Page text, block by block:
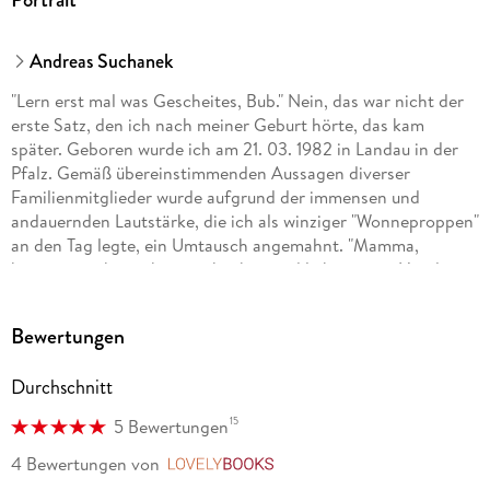
Andreas Suchanek
"Lern erst mal was Gescheites, Bub." Nein, das war nicht der
erste Satz, den ich nach meiner Geburt hörte, das kam
später. Geboren wurde ich am 21. 03. 1982 in Landau in der
Pfalz. Gemäß übereinstimmenden Aussagen diverser
Familienmitglieder wurde aufgrund der immensen und
andauernden Lautstärke, die ich als winziger "Wonneproppen"
an den Tag legte, ein Umtausch angemahnt. "Mamma,
können wir ihn nicht zurückgeben und lieber einen Hund
turbulente Jugend. Natürlich verrate ich hier keine weiteren
kaputtmachen, zum anderen bleibt dann nichts mehr für
meine Memoiren übrig.
. . . Mehr könnt ihr unter andreassuchanek. de nachlesen.
Bewertungen
Durchschnitt
5 Bewertungen15
4 Bewertungen von